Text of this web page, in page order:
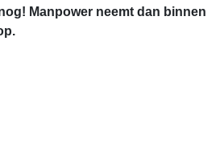
Manpower neemt dan binnen